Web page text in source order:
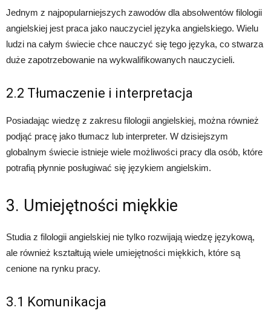
Jednym z najpopularniejszych zawodów dla absolwentów filologii
angielskiej jest praca jako nauczyciel języka angielskiego. Wielu
ludzi na całym świecie chce nauczyć się tego języka, co stwarza
duże zapotrzebowanie na wykwalifikowanych nauczycieli.
2.2 Tłumaczenie i interpretacja
Posiadając wiedzę z zakresu filologii angielskiej, można również
podjąć pracę jako tłumacz lub interpreter. W dzisiejszym
globalnym świecie istnieje wiele możliwości pracy dla osób, które
potrafią płynnie posługiwać się językiem angielskim.
3. Umiejętności miękkie
Studia z filologii angielskiej nie tylko rozwijają wiedzę językową,
ale również kształtują wiele umiejętności miękkich, które są
cenione na rynku pracy.
3.1 Komunikacja